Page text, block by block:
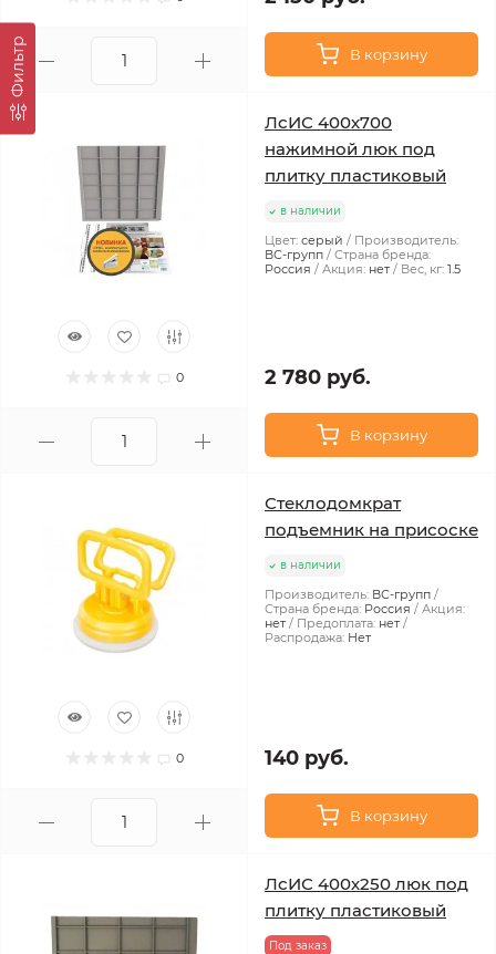
Фильтр В корзину
0
ЛсИС 400х700
нажимной люк под
плитку пластиковый
в наличии
Цвет: серый
Производитель:
ВС-групп
Страна бренда:
Россия
Акция: нет Вес, кг: 1.5
2 780 руб.
В корзину
0
Стеклодомкрат
подъемник на присоске
в наличии
Производитель: ВС-групп
Страна бренда: Россия
Акция:
нет
Предоплата: нет
Распродажа: Нет
140 руб.
В корзину
ЛсИС 400х250 люк под
плитку пластиковый
Под заказ